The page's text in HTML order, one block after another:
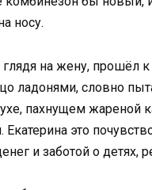
носу.
на жену, прошёл к
ладонями, словно
пахнущем жареной
Екатерина это
и заботой о детях,